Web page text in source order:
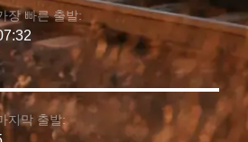
장 빠른 출발:
지막 출발: